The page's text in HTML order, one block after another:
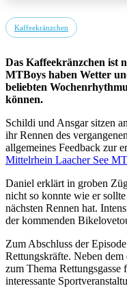
Kaffeekränzchen
Das Kaffeekränzchen ist
MTBoys haben Wetter
beliebten
können.
Schildi und Ansgar sitzen
ihr Rennen des
allgemeines Feedback zur
Mittelrhein Laacher See
Daniel erklärt in groben
nicht so konnte wie er
nächsten Rennen hat.
der kommenden
Zum Abschluss der
Rettungskräfte. Neben
zum Thema Rettungsgasse
interessante